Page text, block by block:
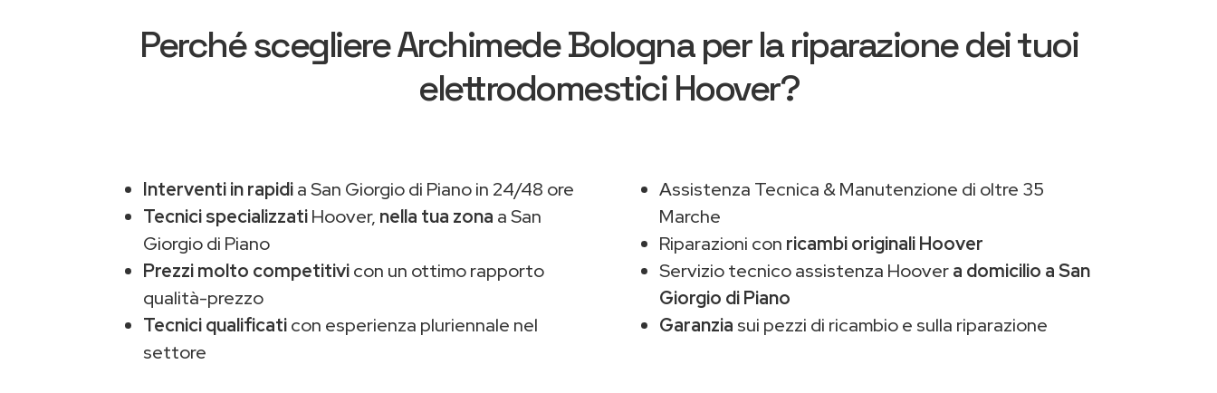
Perché scegliereArchimede Bolognaper la riparazione dei tuoi
elettrodomestici Hoover?
Interventi in rapidia San Giorgio di Piano in 24/48 ore
Tecnici specializzatiHoover, nella tua zona a San
Giorgio di Piano
Prezzi molto competitivicon un ottimo rapporto
qualità-prezzo
Tecnici qualificaticon esperienza pluriennale nel
settore
Assistenza Tecnica & Manutenzione di oltre 35
Marche
Riparazioni con ricambi originali Hoover
Servizio tecnico assistenza Hoovera domicilio a San
Giorgio di Piano
Garanzia sui pezzi di ricambio e sulla riparazione